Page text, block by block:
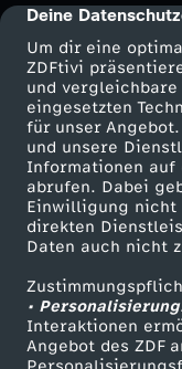
cmp-dialog-
Deine
Um dir eine
ZDFtivi
und vergleichbare
eingesetzten
für unser
und unsere
Informationen auf
abrufen. Dabei
Einwilligung nicht
direkten
Daten auch nicht
•
Interaktionen
Angebot des ZDF
e
s
t
-
H
e
r
Mehr ZDF
ZDF-Apps
Smart TV
ZDFtext
Livestreams
Sendungen A-Z
TV-Programm